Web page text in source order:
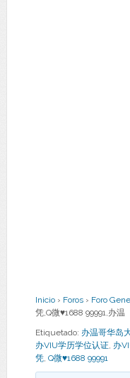
Inicio › Foros › Foro
凭,Q微♥1688 99991,办温
Etiquetado: 办温哥华岛
办VIU学历学位认证, 办
凭, Q微♥1688 99991